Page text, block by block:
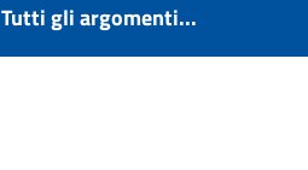
Tutti gli argomenti...